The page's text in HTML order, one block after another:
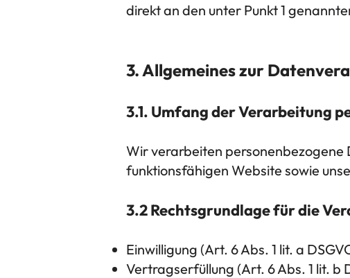
direkt an den unter Punkt 1
3. Allgemeines zur
3.1. Umfang der Verarbeitung
Wir verarbeiten personenbezogene
funktionsfähigen Website sowie
3.2 Rechtsgrundlage für die
Einwilligung (Art. 6 Abs. 1 lit. a
Vertragserfüllung (Art. 6 Abs. 1 lit. b